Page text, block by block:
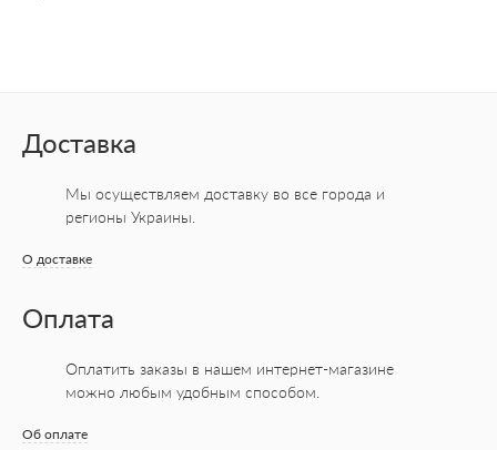
Доставка
Мы осуществляем доставку во все города и
регионы Украины.
О доставке
Оплата
Оплатить заказы в нашем интернет-магазине
можно любым удобным способом.
Об оплате